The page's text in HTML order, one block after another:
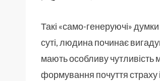
Такі «само-генеруючі»
суті, людина починає
мають особливу чутливість
формування почуття страху